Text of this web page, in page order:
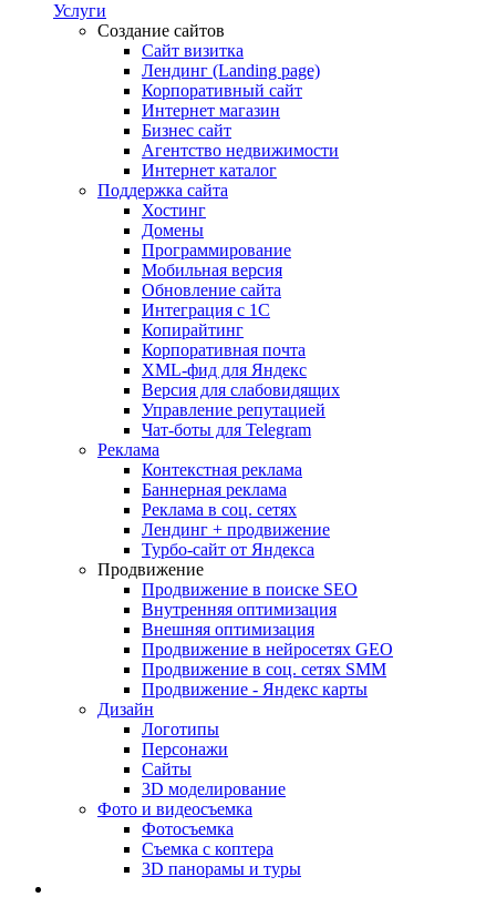
Услуги
Создание сайтов
Сайт визитка
Лендинг (Landing page)
Корпоративный сайт
Интернет магазин
Бизнес сайт
Агентство недвижимости
Интернет каталог
Поддержка сайта
Хостинг
Домены
Программирование
Мобильная версия
Обновление сайта
Интеграция с 1С
Копирайтинг
Корпоративная почта
XML-фид для Яндекс
Версия для слабовидящих
Управление репутацией
Чат-боты для Telegram
Реклама
Контекстная реклама
Баннерная реклама
Реклама в соц. сетях
Лендинг + продвижение
Турбо-сайт от Яндекса
Продвижение
Продвижение в поиске SEO
Внутренняя оптимизация
Внешняя оптимизация
Продвижение в нейросетях GEO
Продвижение в соц. сетях SMM
Продвижение - Яндекс карты
Дизайн
Логотипы
Персонажи
Сайты
3D моделирование
Фото и видеосъемка
Фотосъемка
Съемка с коптера
3D панорамы и туры